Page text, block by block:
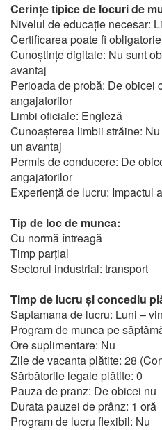
Cerințe tipice de locuri de
Nivelul de educație necesar:
Certificarea poate fi obligatorie
Cunoștințe digitale: Nu sunt
avantaj
Perioada de probă: De obicei
angajatorilor
Limbi oficiale: Engleză
Cunoașterea limbii străine:
un avantaj
Permis de conducere: De
angajatorilor
Experiență de lucru: Impactul
Tip de loc de munca:
Cu normă întreagă
Timp parțial
Sectorul industrial: transport
Timp de lucru și concediu
Saptamana de lucru: Luni –
Program de munca pe
Ore suplimentare: Nu
Zile de vacanta plătite: 28
Sărbătorile legale plătite: 0
Pauza de pranz: De obicei nu
Durata pauzei de prânz: 1 oră
Program de lucru flexibil: Nu